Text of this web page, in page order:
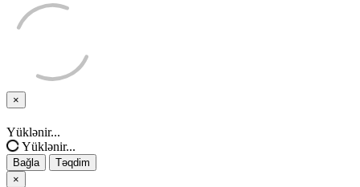
×
Bağla
Yüklənir...
Yüklənir...
Bağla
Təqdim
×